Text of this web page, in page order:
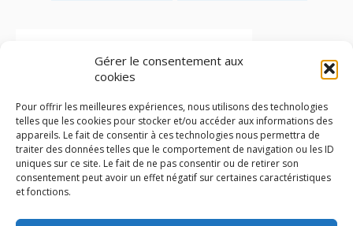
Gérer le consentement aux
cookies
Pour offrir les meilleures expériences, nous utilisons des technologies
telles que les cookies pour stocker et/ou accéder aux informations des
appareils. Le fait de consentir à ces technologies nous permettra de
traiter des données telles que le comportement de navigation ou les ID
uniques sur ce site. Le fait de ne pas consentir ou de retirer son
consentement peut avoir un effet négatif sur certaines caractéristiques
et fonctions.